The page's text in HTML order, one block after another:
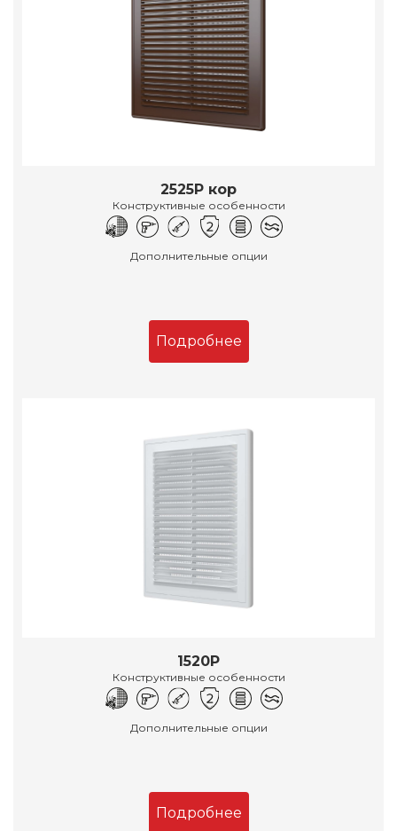
2525Р кор
Конструктивные особенности
Дополнительные опции
Подробнее
1520Р
Конструктивные особенности
Дополнительные опции
Подробнее